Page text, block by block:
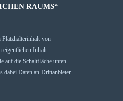
RAUMS“
Platzhalterinhalt von
eigentlichen Inhalt
auf die Schaltfläche unten.
dabei Daten an Drittanbieter